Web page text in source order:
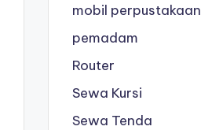
mobil perpustakaan
pemadam
Router
Sewa Kursi
Sewa Tenda